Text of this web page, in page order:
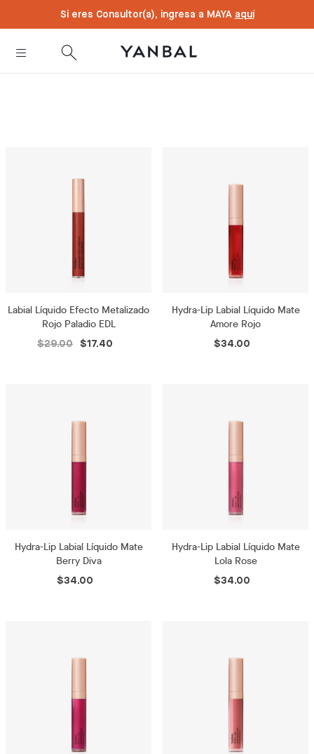
Si eres Consultor(a), ingresa a MAYA aquí
Labial Líquido Efecto Metalizado
Rojo Paladio EDL
$29.00 $17.40
Hydra-Lip Labial Líquido Mate
Amore Rojo
$34.00
Hydra-Lip Labial Líquido Mate
Berry Diva
$34.00
Hydra-Lip Labial Líquido Mate
Lola Rose
$34.00